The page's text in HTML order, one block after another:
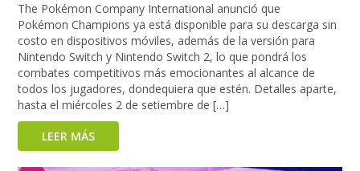
The Pokémon Company International anunció que
Pokémon Champions ya está disponible para su descarga sin
costo en dispositivos móviles, además de la versión para
Nintendo Switch y Nintendo Switch 2, lo que pondrá los
combates competitivos más emocionantes al alcance de
todos los jugadores, dondequiera que estén. Detalles aparte,
hasta el miércoles 2 de setiembre de […]
LEER MÁS